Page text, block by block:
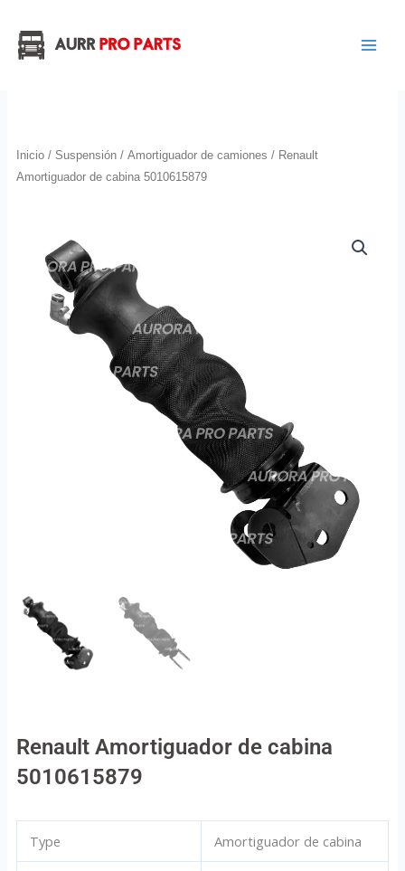
contenido
Inicio/ Suspensión/ Amortiguador de camiones / Renault
Amortiguador de cabina 5010615879
Renault Amortiguador de cabina
5010615879
Type Amortiguador de cabina